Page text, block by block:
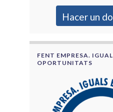
Hacer un
FENT EMPRESA.
OPORTUNITATS